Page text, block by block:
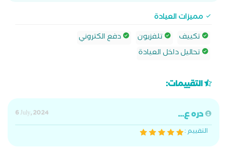
مميزات العيادة
تكييف
تلفزيون
دفع الكتروني
تحاليل داخل العيادة
التقييمات:
دره ع...
6 July, 2024
التقييم :